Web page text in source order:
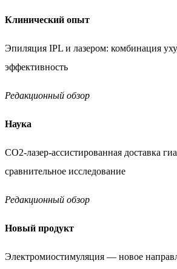
Клинический опыт
Эпиляция IPL и лазером: комбинация
эффективность
Редакционный обзор
Наука
CO2-лазер-ассистированная доставка
сравнительное исследование
Редакционный обзор
Новый продукт
Электромиостимуляция — новое